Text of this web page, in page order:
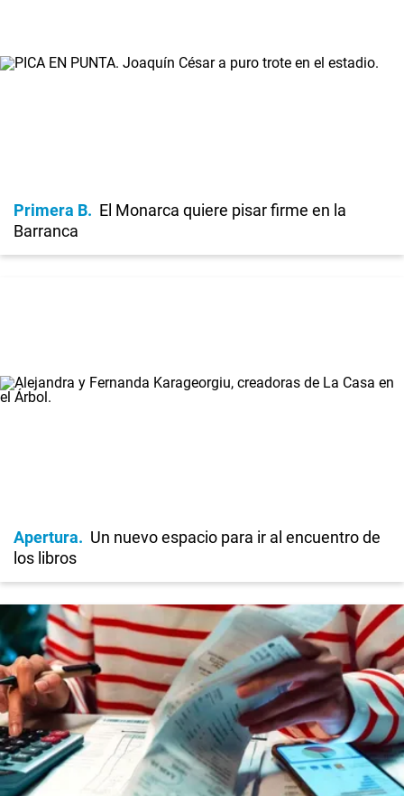
Primera B
El Monarca quiere pisar firme en la
Barranca
Apertura
Un nuevo espacio para ir al encuentro de
los libros